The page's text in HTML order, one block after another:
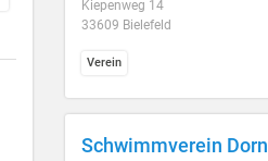
Kiepenweg 14
33609 Bielefeld
Verein
Schwimmverein